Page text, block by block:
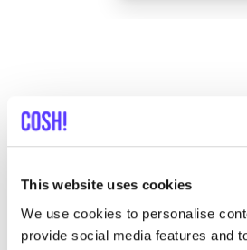
This website uses cookies
We use cookies to personalise
provide social media features and
Autres marques
C